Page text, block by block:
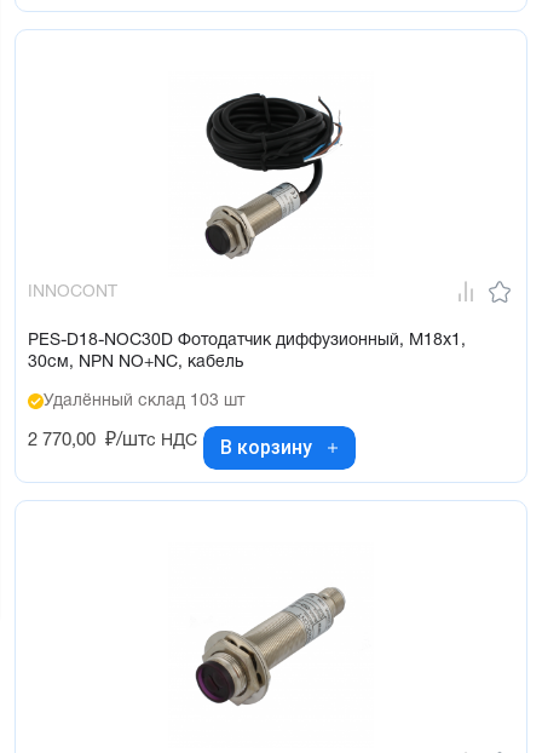
INNOCONT
PES-D18-NOC30D Фотодатчик диффузионный, М18х1,
30см, NPN NO+NC, кабель
Удалённый склад 103 шт
2 770,00 ₽/штс НДС В корзину